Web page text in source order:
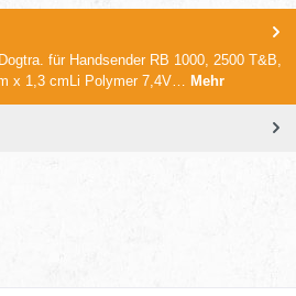
für Handsender RB 1000, 2500 T&B,
x 1,3 cmLi Polymer 7,4V… Mehr